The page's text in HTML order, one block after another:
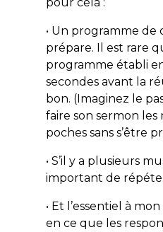
• Un programme de
prépare. Il est rare
programme établi
secondes avant la
bon. (Imaginez le
faire son sermon les
poches sans s’être
• S’il y a plusieurs
important de
• Et l’essentiel à
en ce que les